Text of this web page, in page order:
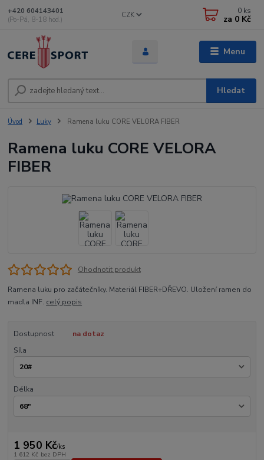
Menu
CZK
Hledat
+420 604143401
(Po-Pá, 8-18 hod.)
0 ks
za 0 Kč
Úvod Luky Ramena luku CORE VELORA FIBER
Ramena luku CORE VELORA
FIBER
Ohodnotit produkt
Ramena luku pro začátečníky. Materiál FIBER+DŘEVO. Uložení ramen do
madla INF. celý popis
Dostupnost
na dotaz
Síla
Délka
1 950 Kč/ks
1 612 Kč bez DPH